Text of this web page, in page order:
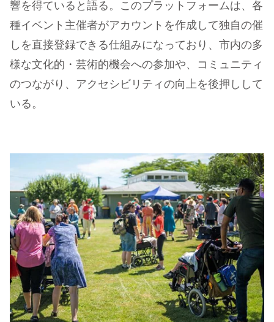
響を得ていると語る。このプラットフォームは、各
種イベント主催者がアカウントを作成して独自の催
しを直接登録できる仕組みになっており、市内の多
様な文化的・芸術的機会への参加や、コミュニティ
のつながり、アクセシビリティの向上を後押しして
いる。